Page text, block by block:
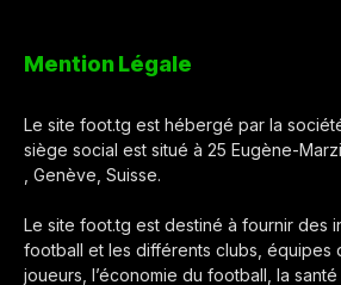
Mention Légale
Le site foot.tg est hébergé par la
siège social est situé à 25 Eugène-
, Genève, Suisse.
Le site foot.tg est destiné à fournir des
football et les différents clubs, équipes
joueurs, l’économie du football, la